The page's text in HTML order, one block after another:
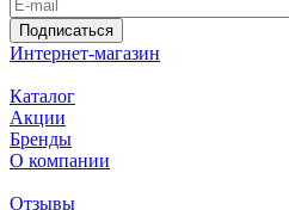
Подписаться
Интернет-магазин
Каталог
Акции
Бренды
О компании
Отзывы